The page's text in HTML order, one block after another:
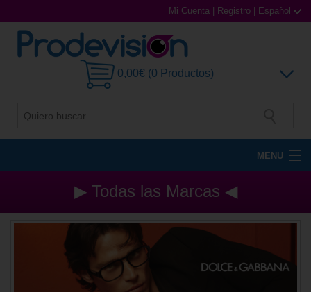
Mi Cuenta Registro Español
0,00€ (0 Productos)
MENU
Gafas de Sol
Gafas Graduadas
Gafas Deportivas
Lentillas
▶ Todas las Marcas ◀